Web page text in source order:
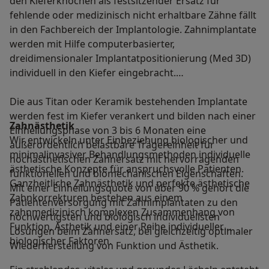
fehlende oder medizinisch nicht erhaltbare Zähne fällt
in den Fachbereich der Implantologie. Zahnimplantate
werden mit Hilfe computerbasierter,
dreidimensionaler Implantatpositionierung (Med 3D)
individuell in den Kiefer eingebracht.
Die aus Titan oder Keramik bestehenden Implantate
werden fest im Kiefer verankert und bilden nach einer
Einheilungsphase von 3 bis 6 Monaten eine
außerordentlich belastbare Trägereinheit für
hochästhetischen Zahnersatz mit hervorragenden
funktionellen und biomechanischen Eigenschaften.
Mit einer Einheilungsquote von über 90 % gehört die
Patientenversorgung mit Zahnimplantaten zu den
hochwertigsten und biologisch individuellsten
Lösungen beim Zahnersatz, bei gleichzeitig optimaler
Wiederherstellung von Funktion und Ästhetik.
Zahnästhetik
Wir entwickeln unter Einbeziehung biologischer und
minimalinvasiver Behandlungsmethoden individuelle
ästhetische Konzepte für anspruchsvolle Patienten.
Ganzheitliche Zahnästhetik und perfekte ästhetische
Zahnkorrekturen bestehen aus einem
zahnmedizinisch komplexen Zusammenhang von
Funktion, Ästhetik und einer Reihe individueller
biologischer Faktoren.